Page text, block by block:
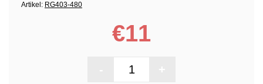
Artikel: RG403-480
€11